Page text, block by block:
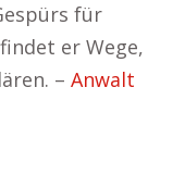
für
er Wege,
– Anwalt